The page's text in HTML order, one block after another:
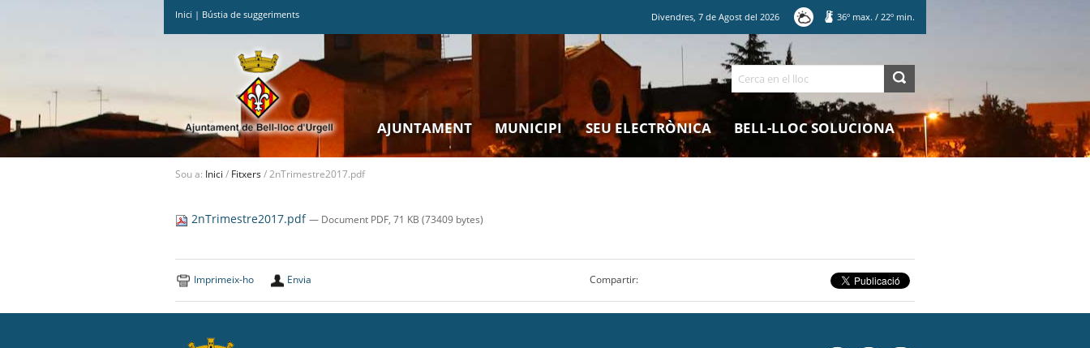
Inici | Bústia de suggeriments Divendres,7 deAgost del2026 36º max. / 22º min.
Cerca
AJUNTAMENT MUNICIPI SEU ELECTRÒNICA BELL-LLOC SOLUCIONA
Sou a: Inici / Fitxers/2nTrimestre2017.pdf
2nTrimestre2017.pdf— Document PDF, 71 KB (73409 bytes)
Imprimeix-ho Envia Compartir: